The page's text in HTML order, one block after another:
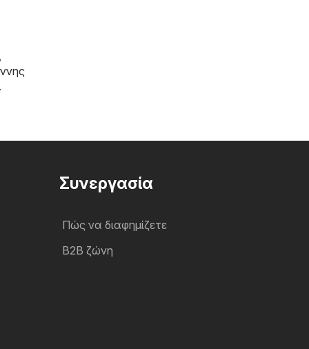
,
.
Συνεργασία
Πώς να διαφημίζετε
B2B ζώνη